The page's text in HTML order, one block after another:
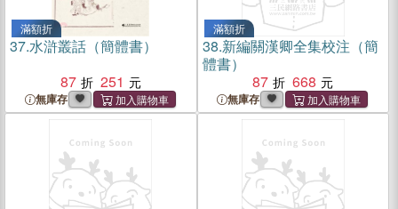
滿額折
37.水滸叢話（簡體書）
87
251
無庫存
滿額折
38.新編關漢卿全集校注（簡
體書）
87
668
無庫存